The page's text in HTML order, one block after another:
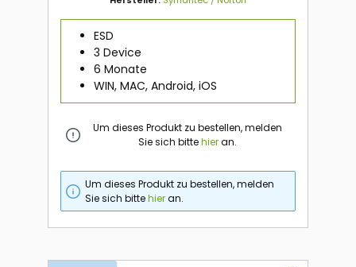
ESD
3 Device
6 Monate
WIN, MAC, Android, iOS
Um dieses Produkt zu bestellen, melden
Sie sich bittehieran.
Um dieses Produkt zu bestellen, melden
Sie sich bittehieran.